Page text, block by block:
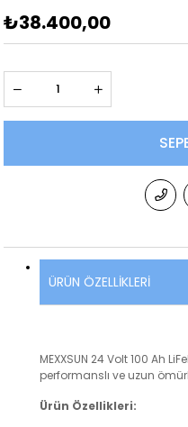
₺38.400,00
ÜRÜN ÖZELLIKLERI
MEXXSUN 24 Volt 100 Ah
performanslı ve uzun
Ürün Özellikleri: